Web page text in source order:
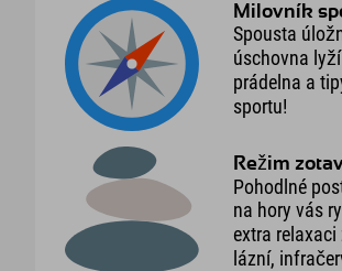
Milovník
Spousta
úschovna
prádelna a
sportu!
Režim
Pohodlné
na hory vás
extra
lázní,